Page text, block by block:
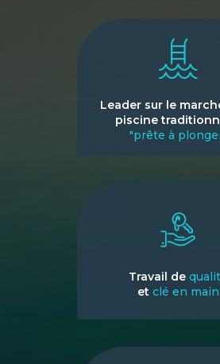
Leader sur le
piscine
"prête à
Travail de
et clé en main